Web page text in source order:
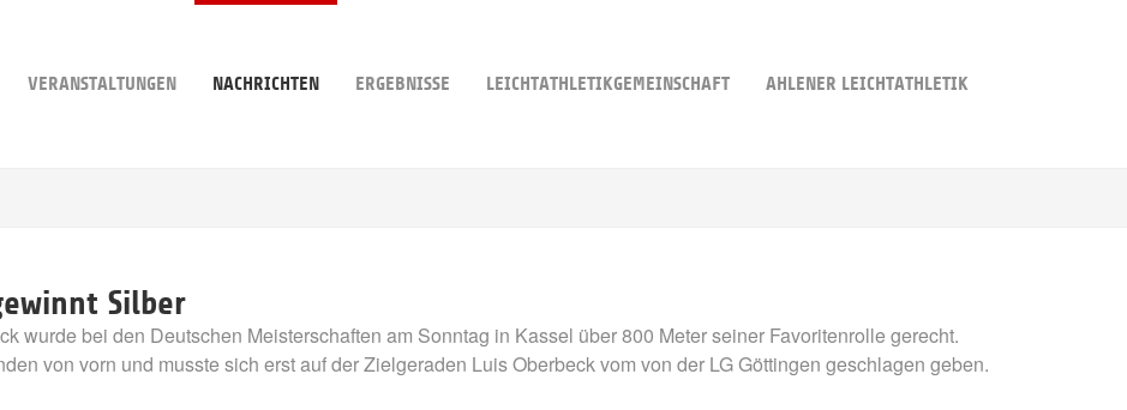
VERANSTALTUNGEN NACHRICHTEN ERGEBNISSE LEICHTATHLETIKGEMEINSCHAFT AHLENER LEICHTATHLETIK
Silber
wurde bei den Deutschen Meisterschaften am Sonntag in Kassel über 800 Meter seiner Favoritenrolle gerecht.
von vorn und musste sich erst auf der Zielgeraden Luis Oberbeck vom von der LG Göttingen geschlagen geben.